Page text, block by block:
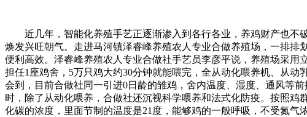
近几年，智能化养殖手艺正逐渐渗入到各行各业，养鸡财产也不
焕发兴旺朝气。走进马河镇泽睿峰养殖农人专业合做养殖场，一排排
便利高效。泽睿峰养殖农人专业合做社手艺员李彦平说，养殖场采
担任1座鸡舍，5万只鸡大约30分钟就能喂完，全从动化喂养机、从
会到，目前合做社同一引进0日龄的雏鸡，舍内温度、湿度、通风等
时，除了从动化喂养，合做社还沉视科学喂养和法式化防疫。按照
化碳的浓度，里面节制的温度是21度，能够鸡的一般呼吸，不受氮